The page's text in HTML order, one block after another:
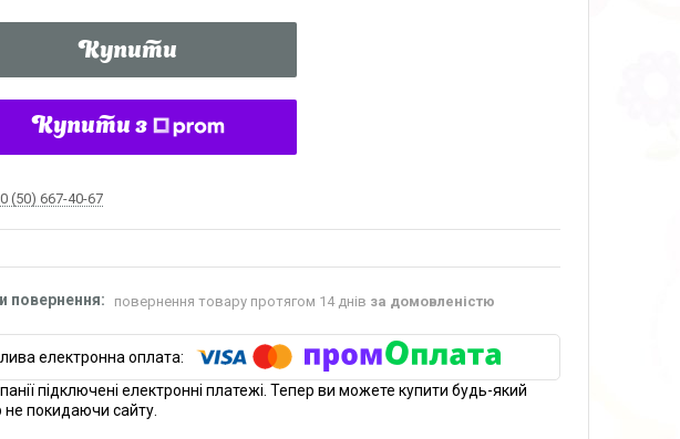
Купити
Купити з
(50) 667-40-67
повернення товару протягом 14 днів за домовленістю
підключені електронні платежі. Тепер ви можете купити будь-який
не покидаючи сайту.